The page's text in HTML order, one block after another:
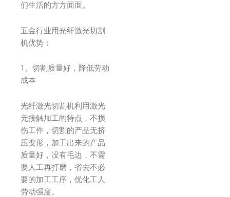
们生活的方方面面。
五金行业用光纤激光切割
机优势：
1、切割质量好，降低劳动
成本
光纤激光切割机利用激光
无接触加工的特点，不损
伤工件，切割的产品无挤
压变形，加工出来的产品
质量好，没有毛边，不需
要人工再打磨，省去不必
要的加工工序，优化工人
劳动强度。